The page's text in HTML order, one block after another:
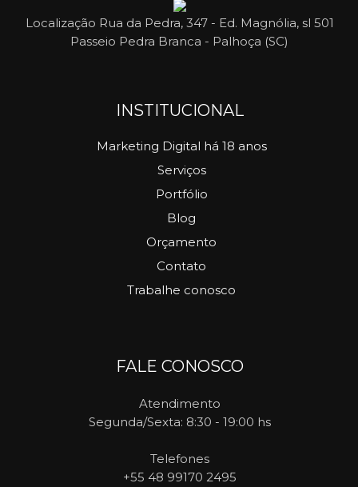
Localização Rua da Pedra, 347 - Ed. Magnólia, sl 501
Passeio Pedra Branca - Palhoça (SC)
INSTITUCIONAL
Marketing Digital há 18 anos
Serviços
Portfólio
Blog
Orçamento
Contato
Trabalhe conosco
FALE CONOSCO
Atendimento
Segunda/Sexta: 8:30 - 19:00 hs
Telefones
+55 48 99170 2495